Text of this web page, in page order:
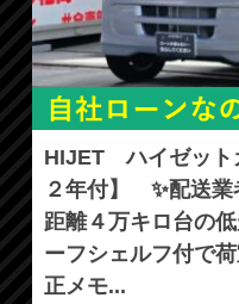
HIJET ハイゼット
２年付】 ✨配送業
距離４万キロ台の
ーフシェルフ付で
正メモ...